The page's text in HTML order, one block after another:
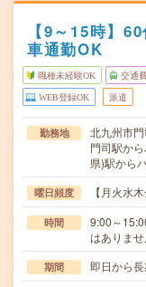
【9～15時】
車通勤OK
職種未経験OK 交通
WEB登録OK 派遣
勤務地
北九州市
門司駅か
県)駅から
曜日頻度 【月火水木
時間
9:00～
はありませ
期間 即日から長